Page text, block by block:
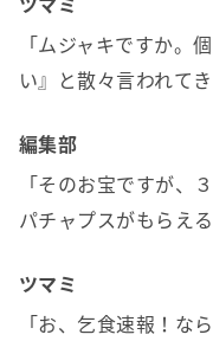
「ムジャキですか。
い』と散々言われて
編集部
「そのお宝ですが、
パチャプスがもらえ
ツマミ
「お、乞食速報！な